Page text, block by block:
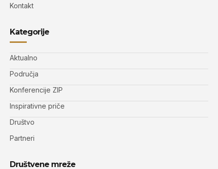
Kontakt
Kategorije
Aktualno
Područja
Konferencije ZIP
Inspirativne priče
Društvo
Partneri
Društvene mreže